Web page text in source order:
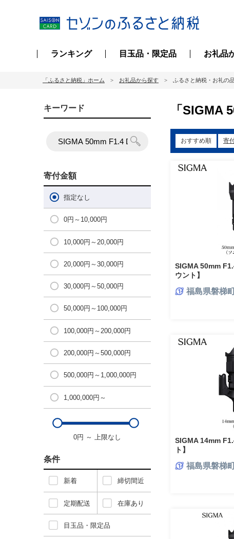
ランキング 目玉品・限定品 お礼品
「ふるさと納税」ホーム お礼品から探す ふるさと納税・お礼の
キーワード
寄付金額
指定なし
0円～10,000円
10,000円～20,000円
20,000円～30,000円
30,000円～50,000円
50,000円～100,000円
100,000円～200,000円
200,000円～500,000円
500,000円～1,000,000円
1,000,000円～
0円 ～ 上限なし
条件
新着 締切間近
定期配送 在庫あり
目玉品・限定品
「SIGMA
おすすめ順 寄
SIGMA 50mm
ウント】
福島県磐梯
SIGMA 14mm
ト】
福島県磐梯